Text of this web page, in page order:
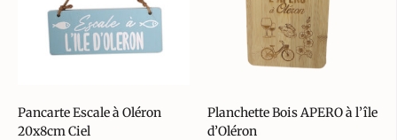
Pancarte Escale à Oléron
20x8cm Ciel
Planchette Bois APERO à l’île
d’Oléron